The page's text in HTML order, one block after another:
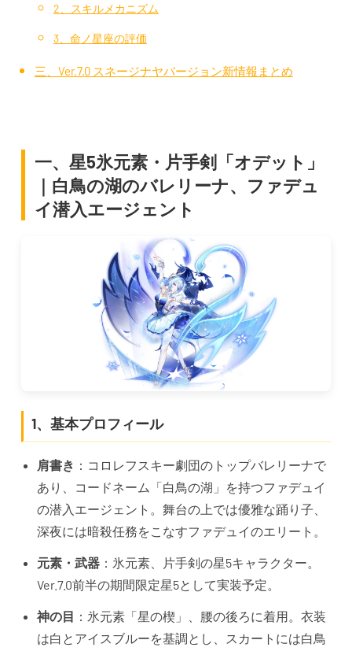
2、スキルメカニズム
3、命ノ星座の評価
三、Ver.7.0 スネージナヤバージョン新情報まとめ
一、星5氷元素・片手剣「オデット」
｜白鳥の湖のバレリーナ、ファデュ
イ潜入エージェント
1、基本プロフィール
肩書き ：コロレフスキー劇団のトップバレリーナで
あり、コードネーム「白鳥の湖」を持つファデュイ
の潜入エージェント。舞台の上では優雅な踊り子、
深夜には暗殺任務をこなすファデュイのエリート。
元素・武器 ：氷元素、片手剣の星5キャラクター。
Ver.7.0前半の期間限定星5として実装予定。
神の目 ：氷元素「星の楔」、腰の後ろに着用。衣装
は白とアイスブルーを基調とし、スカートには白鳥